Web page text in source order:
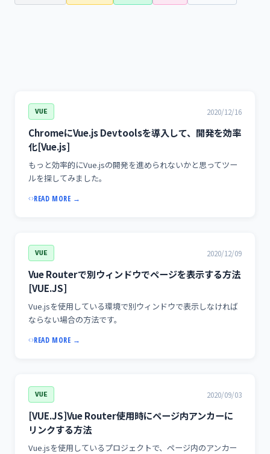
VUE 2020/12/16
ChromeにVue.js Devtoolsを導入して、開発を効率
化[Vue.js]
もっと効率的にVue.jsの開発を進められないかと思ってツー
ルを探してみました。
READ MORE →
VUE 2020/12/09
Vue Routerで別ウィンドウでページを表示する方法
[VUE.JS]
Vue.jsを使用している環境で別ウィンドウで表示しなければ
ならない場合の方法です。
READ MORE →
VUE 2020/09/03
[VUE.JS]Vue Router使用時にページ内アンカーに
リンクする方法
Vue.jsを使用しているプロジェクトで、ページ内のアンカー